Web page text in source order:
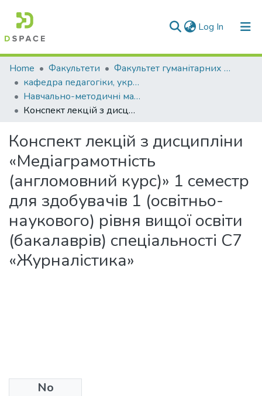
Log In (current)
Communities & Collections
All of DSpace
Statistics
Home Факультети
Факультет гуманітарних та соціальних наук
кафедра педагогіки, української філології та журналістики
Навчально-методичні матеріали (кпуфж)
Конспект лекцій з дисципліни «Медіаграмотність (англомовний курс)» 1 семестр для здобувачів 1 (освітньо-наукового) рівня вищої освіти (бакалаврів) спеціальності С7 «Журналістика»
Конспект лекцій з дисципліни
«Медіаграмотність
(англомовний курс)» 1 семестр
для здобувачів 1 (освітньо-
наукового) рівня вищої освіти
(бакалаврів) спеціальності С7
«Журналістика»
No